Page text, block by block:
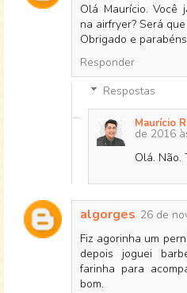
Olá Maurício. Você
na airfryer? Será
Obrigado e
Responder
Respostas
Maurício
de 2016
Olá. Não.
algorges 26 de
Fiz agorinha um
depois joguei
farinha para
bom.